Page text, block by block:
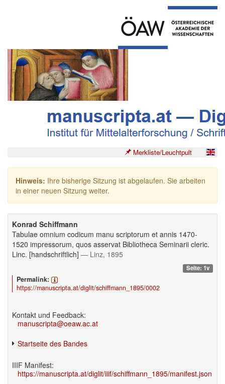
Merkliste/Leuchtpult
Hinweis: Ihre bisherige Sitzung ist abgelaufen. Sie arbeiten
in einer neuen Sitzung weiter.
Konrad Schiffmann
Tabulae omnium codicum manu scriptorum et annis 1470-
1520 impressorum, quos asservat Bibliotheca Seminarii cleric.
Linc. [handschriftlich] — Linz, 1895
Seite: 1v
Permalink:
https://manuscripta.at/diglit/schiffmann_1895/0002
Kontakt und Feedback:
manuscripta@oeaw.ac.at
Startseite des Bandes
IIIF Manifest:
https://manuscripta.at/diglit/iiif/schiffmann_1895/manifest.json